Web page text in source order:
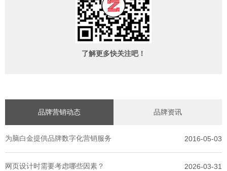
了解更多快关注吧！
品牌营销动态 品牌资讯
为脑白金提供品牌数字化营销服务 2016-05-03
网页设计时需要考虑哪些因素？ 2026-03-31